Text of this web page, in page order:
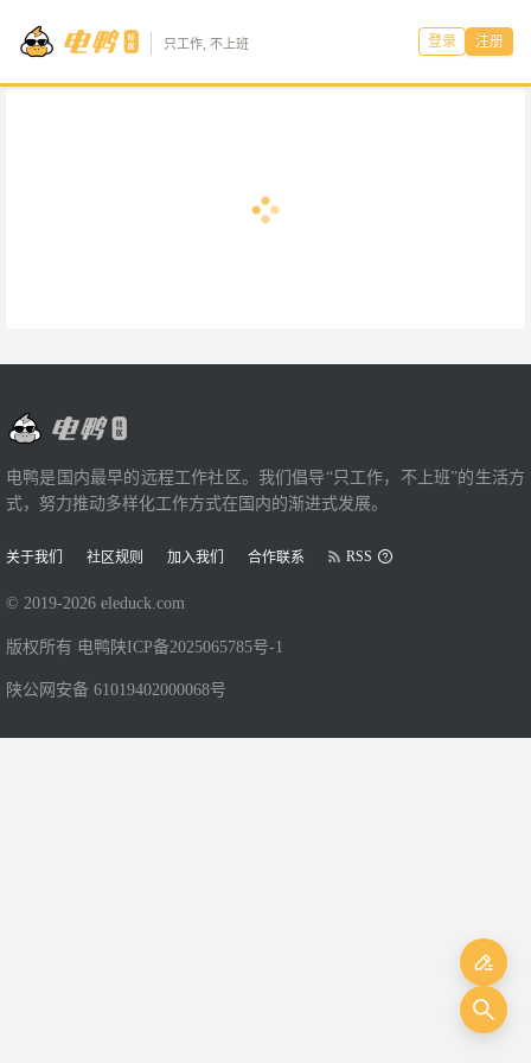
只工作, 不上班 登录 注册
电鸭是国内最早的远程工作社区。我们倡导“只工作，不上班”的生活方
式，努力推动多样化工作方式在国内的渐进式发展。
关于我们 社区规则 加入我们 合作联系 RSS
© 2019-2026 eleduck.com
版权所有 电鸭 陕ICP备2025065785号-1
陕公网安备 61019402000068号